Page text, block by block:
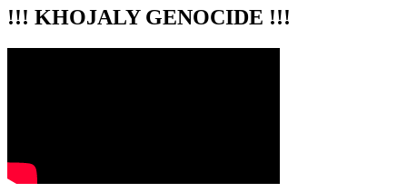
!!! KHOJALY GENOCIDE !!!